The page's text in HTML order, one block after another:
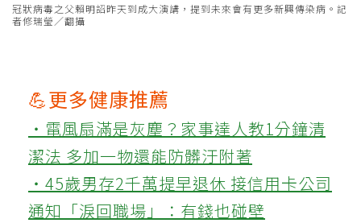
冠狀病毒之父賴明詔昨天到成大演講，提到未來會有更多新興傳染病。記
者修瑞瑩／翻攝
💪更多健康推薦
‧電風扇滿是灰塵？家事達人教1分鐘清
潔法 多加一物還能防髒汙附著
‧45歲男存2千萬提早退休 接信用卡公司
通知「淚回職場」：有錢也碰壁